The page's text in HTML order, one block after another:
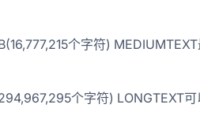
个字符)
个字符) LONGTEXT